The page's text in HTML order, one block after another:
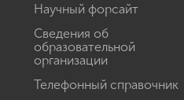
Научный форсайт
Сведения об
образовательной
организации
Телефонный справочник